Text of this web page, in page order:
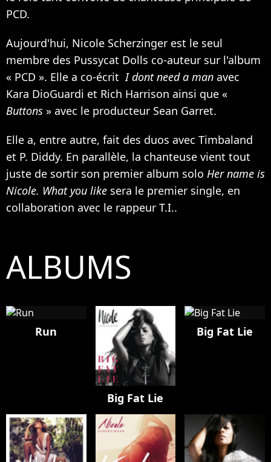
PCD.
Aujourd'hui, Nicole Scherzinger est le seul
membre des Pussycat Dolls co-auteur sur l'album
« PCD ». Elle a co-écrit I dont need a man avec
Kara DioGuardi et Rich Harrison ainsi que «
Buttons » avec le producteur Sean Garret.
Elle a, entre autre, fait des duos avec Timbaland
et P. Diddy. En parallèle, la chanteuse vient tout
juste de sortir son premier album solo Her name is
Nicole. What you like sera le premier single, en
collaboration avec le rappeur T.I..
ALBUMS
Run
Big Fat Lie
Big Fat Lie